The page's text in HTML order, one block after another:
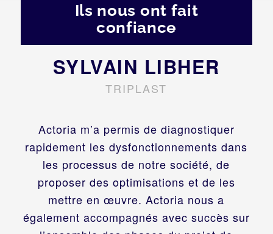
Ils nous ont fait
confiance
Actoria m’a permis de diagnostiquer
rapidement les dysfonctionnements dans
les processus de notre société, de
proposer des optimisations et de les
mettre en œuvre. Actoria nous a
également accompagnés avec succès sur
SYLVAIN LIBHER
TRIPLAST